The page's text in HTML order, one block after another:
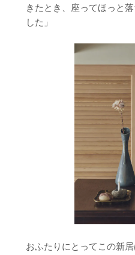
きたとき、座ってほっと
した」
おふたりにとってこの新居